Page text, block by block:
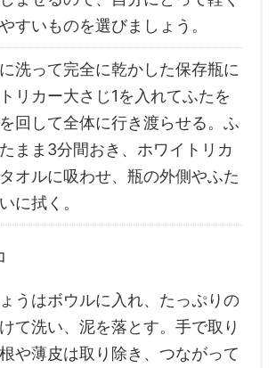
すいものを選びましょう。
洗って完全に乾かした保存瓶に
リカー大さじ1を入れてふたを
回して全体に行き渡らせる。ふ
まま3分間おき、ホワイトリカ
オルに吸わせ、瓶の外側やふた
に拭く。
うはボウルに入れ、たっぷりの
て洗い、泥を落とす。手で取り
や薄皮は取り除き、つながって